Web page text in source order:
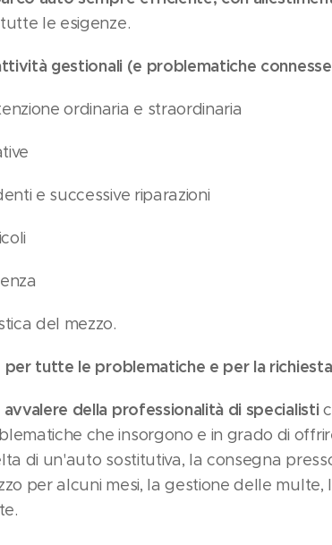
le esigenze.
gestionali (e problematiche
ordinaria e straordinaria
e successive riparazioni
del mezzo.
tutte le problematiche e per la
della professionalità di specialisti
che insorgono e in grado di
di un'auto sostitutiva, la consegna
per alcuni mesi, la gestione delle